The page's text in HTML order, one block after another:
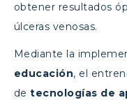
obtener resultados
úlceras venosas.
Mediante la
educación, el
detecnologías de